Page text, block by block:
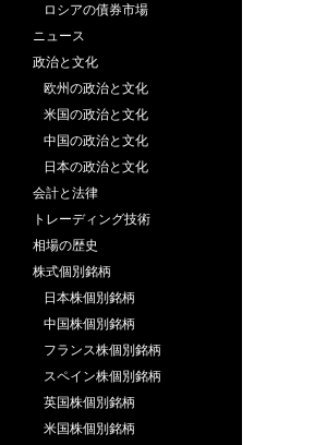
ロシアの債券市場
ニュース
政治と文化
欧州の政治と文化
米国の政治と文化
中国の政治と文化
日本の政治と文化
会計と法律
トレーディング技術
相場の歴史
株式個別銘柄
日本株個別銘柄
中国株個別銘柄
フランス株個別銘柄
スペイン株個別銘柄
英国株個別銘柄
米国株個別銘柄